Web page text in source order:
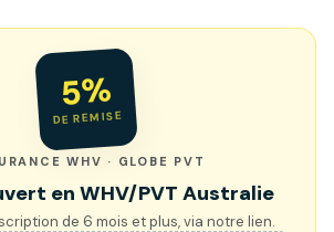
5%
DE REMISE
WHV · GLOBE PVT
en WHV/PVT Australie
de 6 mois et plus, via notre lien.